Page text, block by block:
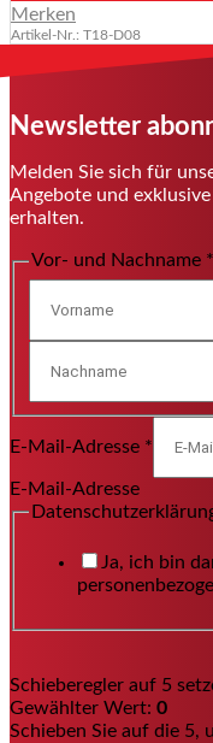
Merken
Artikel-Nr.: T18-D08
Newsletter
Melden Sie sich für
Angebote und
erhalten.
Vor- und Nachname *
E-Mail-Adresse *
E-Mail-Adresse
Ja, ich bin
Schieberegler auf 5
Gewählter Wert: 0
Schieben Sie auf die 5,